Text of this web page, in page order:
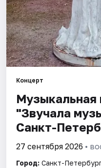
Концерт
Музыкальная
"Звучала
Санкт-
27 сентября 2026 •
Город: Санкт-